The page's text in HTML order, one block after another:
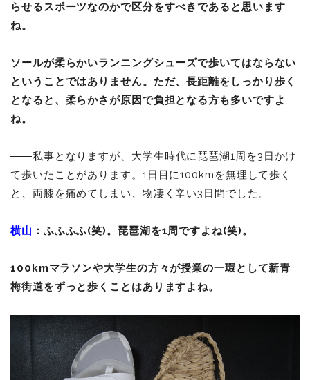
らせるスポーツなのかで区分をすべきであると思います
ね。
ソールが柔らかいランニングシューズで歩いてはならない
ということではありません。ただ、長距離をしっかり歩く
となると、柔らかさが原因で負担となる方も多いですよ
ね。
――私事となりますが、大学生時代に琵琶湖1周を3日かけ
て歩いたことがあります。1日目に100kmを無理して歩く
と、両膝を痛めてしまい、物凄く辛い3日間でした。
横山 ：ふふふふ(笑)。琵琶湖を1周ですよね(笑)。
100kmマラソンや大学生の方々が授業の一環として新青
梅街道をずっと歩くことはありますよね。